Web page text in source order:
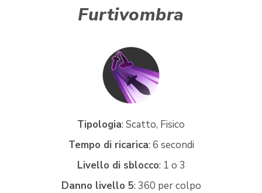
Furtivombra
Tipologia: Scatto, Fisico
Tempo di ricarica: 6 secondi
Livello di sblocco: 1 o 3
Danno livello 5: 360 per colpo